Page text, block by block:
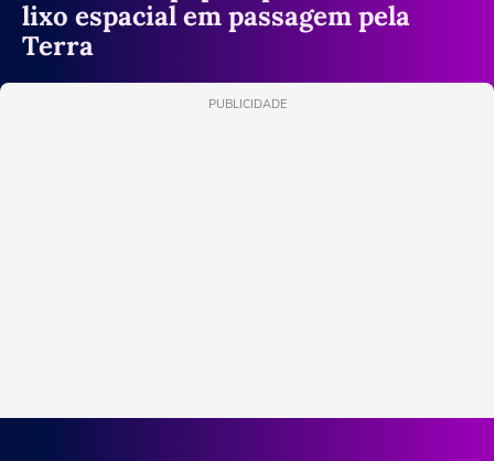
lixo espacial em passagem pela
Terra
PUBLICIDADE